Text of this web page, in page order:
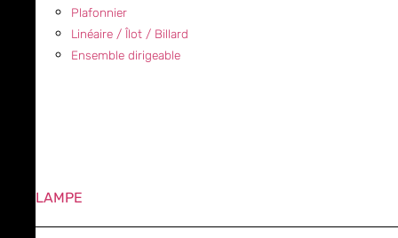
Plafonnier
Linéaire / Îlot / Billard
Ensemble dirigeable
LAMPE